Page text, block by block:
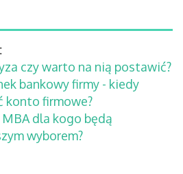
czy warto na nią postawić?
bankowy firmy - kiedy
konto firmowe?
dla kogo będą
wyborem?